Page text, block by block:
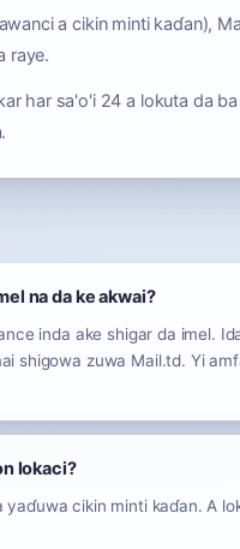
a cikin minti kaɗan),
raye.
har sa'o'i 24 a lokuta da
na da ke akwai?
inda ake shigar da imel.
shigowa zuwa Mail.td. Yi
lokaci?
cikin minti kaɗan. A